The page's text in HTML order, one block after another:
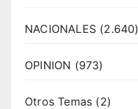
NACIONALES (2.640)
OPINION (973)
Otros Temas (2)